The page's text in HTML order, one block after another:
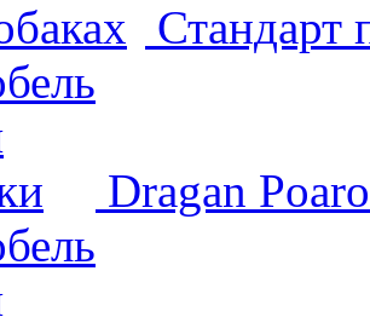
Dragan